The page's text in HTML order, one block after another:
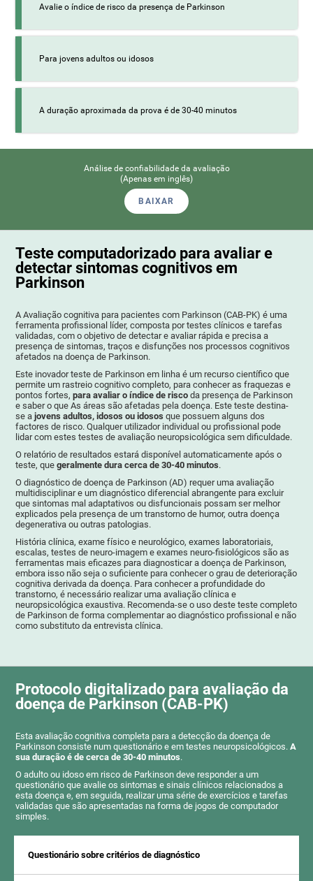
Avalie o índice de risco da presença de Parkinson
Para jovens adultos ou idosos
A duração aproximada da prova é de 30-40 minutos
Análise de confiabilidade da avaliação
(Apenas em inglês)
BAIXAR
Teste computadorizado para avaliar e
detectar sintomas cognitivos em
Parkinson
A Avaliação cognitiva para pacientes com Parkinson (CAB-PK) é uma
ferramenta profissional líder, composta por testes clínicos e tarefas
validadas, com o objetivo de detectar e avaliar rápida e precisa a
presença de sintomas, traços e disfunções nos processos cognitivos
afetados na doença de Parkinson.
Este inovador teste de Parkinson em linha é um recurso científico que
permite um rastreio cognitivo completo, para conhecer as fraquezas e
pontos fortes, para avaliar o índice de riscoda presença de Parkinson
e saber o que As áreas são afetadas pela doença. Este teste destina-
se a jovens adultos, idosos ou idososque possuem alguns dos
factores de risco. Qualquer utilizador individual ou profissional pode
lidar com estes testes de avaliação neuropsicológica sem dificuldade.
O relatório de resultados estará disponível automaticamente após o
teste, que geralmente dura cerca de 30-40 minutos.
O diagnóstico de doença de Parkinson (AD) requer uma avaliação
multidisciplinar e um diagnóstico diferencial abrangente para excluir
que sintomas mal adaptativos ou disfuncionais possam ser melhor
explicados pela presença de um transtorno de humor, outra doença
degenerativa ou outras patologias.
História clínica, exame físico e neurológico, exames laboratoriais,
escalas, testes de neuro-imagem e exames neuro-fisiológicos são as
ferramentas mais eficazes para diagnosticar a doença de Parkinson,
embora isso não seja o suficiente para conhecer o grau de deterioração
cognitiva derivada da doença. Para conhecer a profundidade do
transtorno, é necessário realizar uma avaliação clínica e
neuropsicológica exaustiva. Recomenda-se o uso deste teste completo
de Parkinson de forma complementar ao diagnóstico profissional e não
como substituto da entrevista clínica.
Protocolo digitalizado para avaliação da
doença de Parkinson (CAB-PK)
Esta avaliação cognitiva completa para a detecção da doença de
Parkinson consiste num questionário e em testes neuropsicológicos.A
sua duração é de cerca de 30-40 minutos.
O adulto ou idoso em risco de Parkinson deve responder a um
questionário que avalie os sintomas e sinais clínicos relacionados a
esta doença e, em seguida, realizar uma série de exercícios e tarefas
validadas que são apresentadas na forma de jogos de computador
simples.
Questionário sobre critérios de diagnóstico